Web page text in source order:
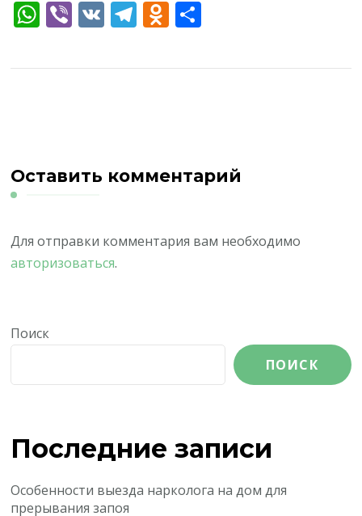
WhatsApp
Viber
VKTelegram
Odnoklassniki
Оставить комментарий
Для отправки комментария вам необходимо
авторизоваться.
Поиск
ПОИСК
Последние записи
Особенности выезда нарколога на дом для
прерывания запоя